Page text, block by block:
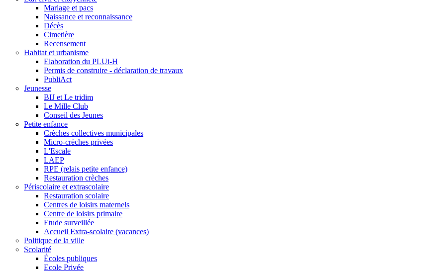
Mariage et pacs
Naissance et reconnaissance
Décès
Cimetière
Recensement
Habitat et urbanisme
Elaboration du PLUi-H
Permis de construire - déclaration de travaux
PubliAct
Jeunesse
BIJ et Le tridim
Le Mille Club
Conseil des Jeunes
Petite enfance
Crèches collectives municipales
Micro-crèches privées
L'Escale
LAEP
RPE (relais petite enfance)
Restauration crèches
Périscolaire et extrascolaire
Restauration scolaire
Centres de loisirs maternels
Centre de loisirs primaire
Etude surveillée
Accueil Extra-scolaire (vacances)
Politique de la ville
Scolarité
Écoles publiques
Ecole Privée